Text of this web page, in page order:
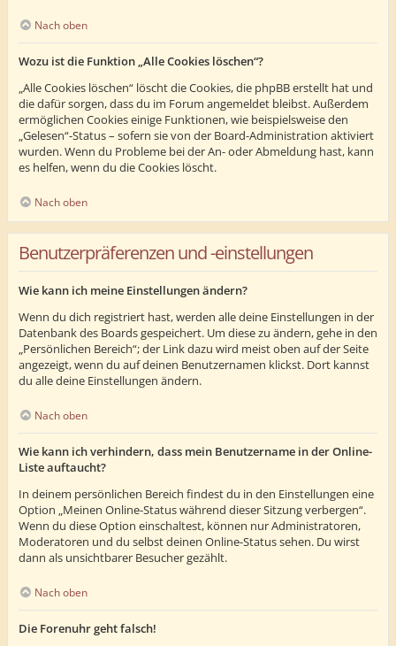
Nach oben
Wozu ist die Funktion „Alle Cookies löschen“?
„Alle Cookies löschen“ löscht die Cookies, die phpBB erstellt hat und
die dafür sorgen, dass du im Forum angemeldet bleibst. Außerdem
ermöglichen Cookies einige Funktionen, wie beispielsweise den
„Gelesen“-Status – sofern sie von der Board-Administration aktiviert
wurden. Wenn du Probleme bei der An- oder Abmeldung hast, kann
es helfen, wenn du die Cookies löscht.
Nach oben
Benutzerpräferenzen und -einstellungen
Wie kann ich meine Einstellungen ändern?
Wenn du dich registriert hast, werden alle deine Einstellungen in der
Datenbank des Boards gespeichert. Um diese zu ändern, gehe in den
„Persönlichen Bereich“; der Link dazu wird meist oben auf der Seite
angezeigt, wenn du auf deinen Benutzernamen klickst. Dort kannst
du alle deine Einstellungen ändern.
Nach oben
Wie kann ich verhindern, dass mein Benutzername in der Online-
Liste auftaucht?
In deinem persönlichen Bereich findest du in den Einstellungen eine
Option „Meinen Online-Status während dieser Sitzung verbergen“.
Wenn du diese Option einschaltest, können nur Administratoren,
Moderatoren und du selbst deinen Online-Status sehen. Du wirst
dann als unsichtbarer Besucher gezählt.
Nach oben
Die Forenuhr geht falsch!